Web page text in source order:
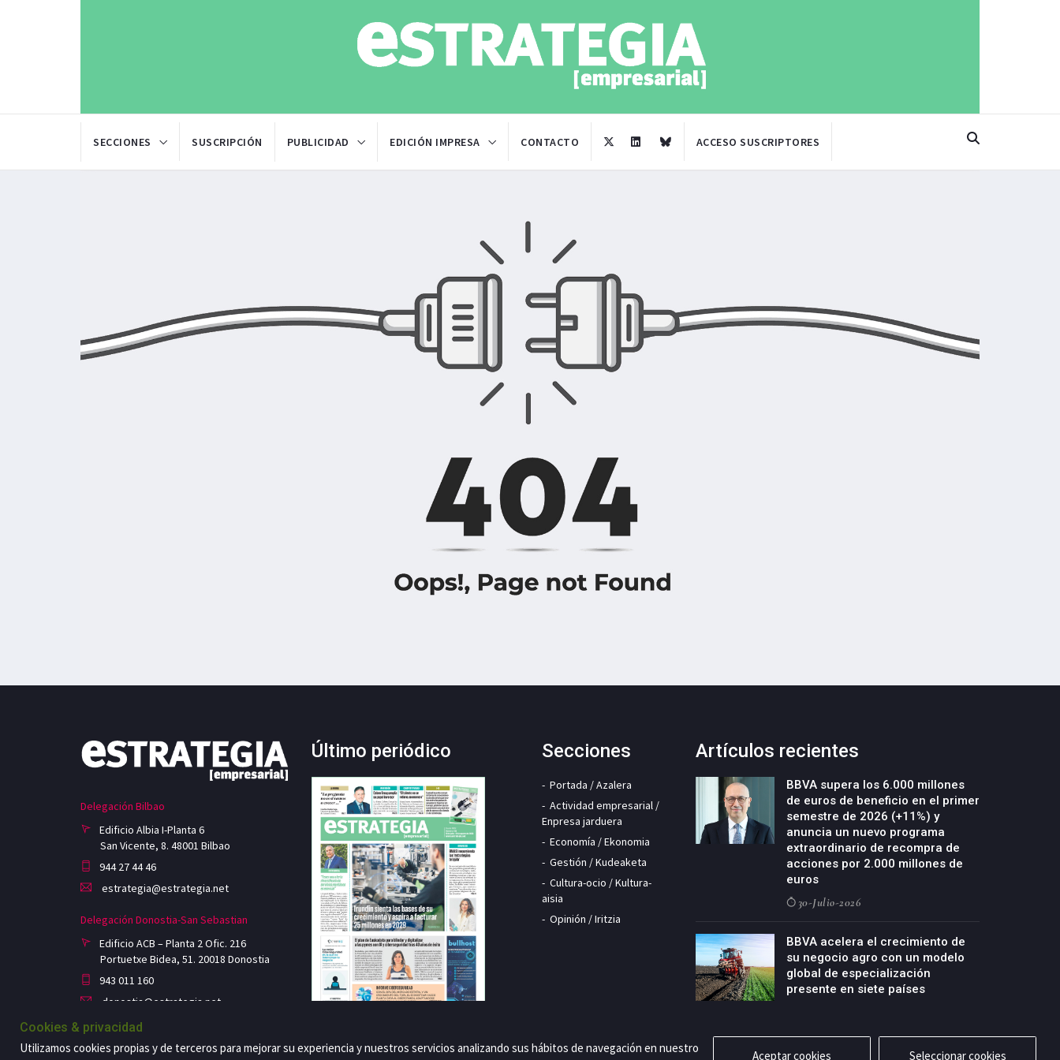
SECCIONES SUSCRIPCIÓN PUBLICIDAD EDICIÓN IMPRESA CONTACTO ACCESO SUSCRIPTORES
Delegación Bilbao
Edificio Albia I-Planta 6
San Vicente, 8. 48001 Bilbao
944 27 44 46
estrategia@estrategia.net
Delegación Donostia-San Sebastian
Edificio ACB – Planta 2 Ofic. 216
Portuetxe Bidea, 51. 20018 Donostia
943 011 160
donostia@estrategia.net
Último periódico Secciones
Portada / Azalera
Actividad empresarial /
Enpresa jarduera
Economía / Ekonomia
Gestión / Kudeaketa
Cultura-ocio / Kultura-
aisia
Opinión / Iritzia
Artículos recientes
BBVA supera los 6.000 millones
de euros de beneficio en el primer
semestre de 2026 (+11%) y
anuncia un nuevo programa
extraordinario de recompra de
acciones por 2.000 millones de
euros
30-Julio-2026
BBVA acelera el crecimiento de
su negocio agro con un modelo
global de especialización
presente en siete países
Cookies & privacidad
Utilizamos cookies propias y de terceros para mejorar su experiencia y nuestros servicios analizando sus hábitos de navegación en nuestro
Aceptar cookies Seleccionar cookies